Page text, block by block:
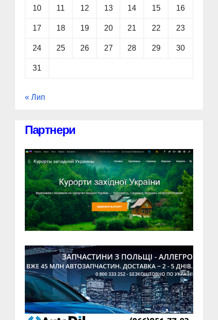
10 11 12 13 14 15 16
17 18 19 20 21 22 23
24 25 26 27 28 29 30
31
« Лип
Партнери